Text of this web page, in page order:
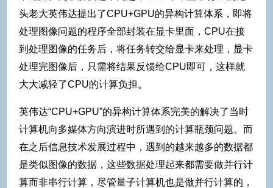
头老大英伟达提出了CPU+GPU的异构计算体系，即将
处理图像问题的程序全部封装在显卡里面，CPU在接
到处理图像的任务后，将任务转交给显卡来处理，显卡
处理完图像后，只需将结果反馈给CPU即可，这样就
大大减轻了CPU的计算负担。
英伟达“CPU+GPU”的异构计算体系完美的解决了当时
计算机向多媒体方向演进时所遇到的计算瓶颈问题。而
在之后信息技术发展过程中，遇到的越来越多的数据都
是类似图像的数据，这些数据处理起来都需要做并行计
算而非串行计算，尽管量子计算机也是做并行计算的，